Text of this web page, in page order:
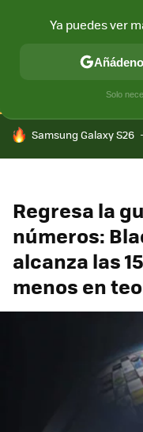
CONECTIVIDAD
HOY SE HABLA DE
Samsung Galaxy S26
Regresa la
números:
alcanza las
menos en
Ya puedes ver
Solo